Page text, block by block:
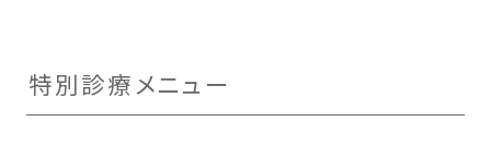
特別診療メニュー